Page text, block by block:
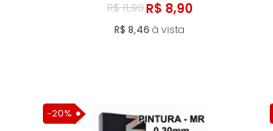
R$ 11,90R$ 8,90
R$ 8,46 à vista
Comprar
-20%